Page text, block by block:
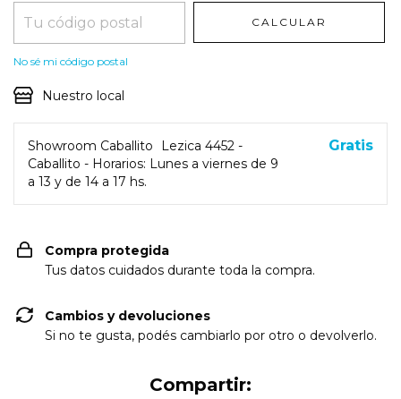
CALCULAR
No sé mi código postal
Nuestro local
Showroom Caballito
Lezica 4452 -
Caballito - Horarios: Lunes a viernes de 9
a 13 y de 14 a 17 hs.
Gratis
Compra protegida
Tus datos cuidados durante toda la compra.
Cambios y devoluciones
Si no te gusta, podés cambiarlo por otro o devolverlo.
Compartir: